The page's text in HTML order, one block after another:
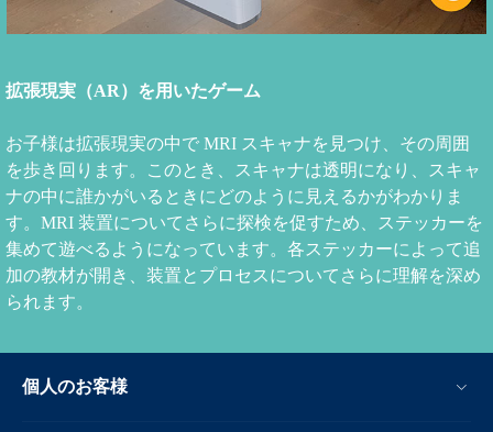
拡張現実（AR）を用いたゲーム
お子様は拡張現実の中で MRI スキャナを見つけ、その周囲
を歩き回ります。このとき、スキャナは透明になり、スキャ
ナの中に誰かがいるときにどのように見えるかがわかりま
す。MRI 装置についてさらに探検を促すため、ステッカーを
集めて遊べるようになっています。各ステッカーによって追
加の教材が開き、装置とプロセスについてさらに理解を深め
られます。
個人のお客様